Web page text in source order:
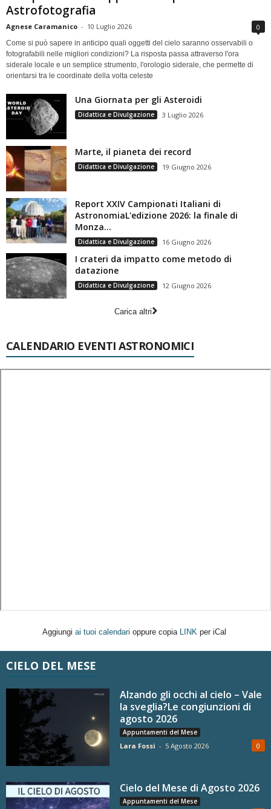
Astrofotografia
Agnese Caramanico - 10 Luglio 2026 0
Come si può sapere in anticipo quali oggetti del cielo saranno osservabili o
fotografabili nelle migliori condizioni? La risposta passa attraverso l'ora
siderale locale e un semplice strumento, l'orologio siderale, che permette di
orientarsi tra le coordinate della volta celeste
Una Giornata per gli Asteroidi
Didattica e Divulgazione 3 Luglio 2026
Marte, il pianeta dei record
Didattica e Divulgazione 19 Giugno 2026
Report XXIV Campionati Italiani di
AstronomiaL'edizione 2026: la finale di
Monza...
Didattica e Divulgazione 16 Giugno 2026
I crateri da impatto come metodo di
datazione
Didattica e Divulgazione 12 Giugno 2026
Carica altri
CALENDARIO EVENTI ASTRONOMICI
Aggiungi ai tuoi calendari oppure copia LINK per iCal
CIELO DEL MESE
Alzando gli occhi al cielo – Vale
la sveglia?Le congiunzioni di
agosto 2026
Appuntamenti del Mese
Lara Fossi - 5 Agosto 2026 0
Cielo del Mese di Agosto 2026
Appuntamenti del Mese